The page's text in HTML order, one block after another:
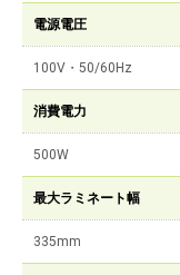
電源電圧
100V・50/60Hz
消費電力
500W
最大ラミネート幅
335mm